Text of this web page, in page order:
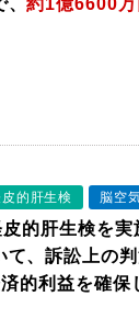
、約1億6600
的肝生検 脳空
的肝生検を実
て、訴訟上の
的利益を確保